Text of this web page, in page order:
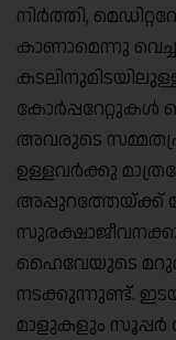
നിർത്തി,
കാണാമെന്നു
കോർപ്പറേറ്റുകൾ
അവരുടെ
ഉള്ളവർക്കു
അപ്പുറത്തേയ്ക്ക്
ഹൈവേയുടെ
നടക്കുന്നുണ്ട്.
മാളുകളും സൂപ്പർ